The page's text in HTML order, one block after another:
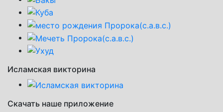
Исламская викторина
Скачать наше приложение